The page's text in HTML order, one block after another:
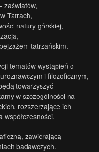
zaświatów,
Tatrach,
natury górskiej,
tatrzańskim.
tematów wystąpień o
i filozoficznym,
towarzyszyć
w szczególności na
rozszerzające ich
współczesności.
zawierającą
badawczych.